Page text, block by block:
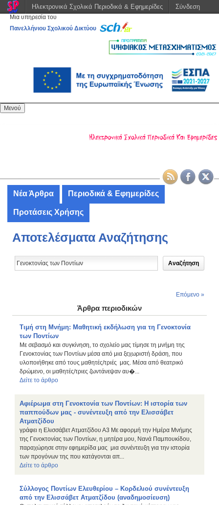
Μια υπηρεσία του
Πανελλήνιου Σχολικού Δικτύου
Μενού
Νέα Άρθρα Περιοδικά & Εφημερίδες
Προτάσεις Χρήσης
Αποτελέσματα Αναζήτησης
Επόμενο »
Άρθρα περιοδικών
Τιμή στη Μνήμη: Μαθητική εκδήλωση για τη Γενοκτονία
των Ποντίων
Με σεβασμό και συγκίνηση, το σχολείο μας τίμησε τη μνήμη της
Γενοκτονίας των Ποντίων μέσα από μια ξεχωριστή δράση, που
υλοποιήθηκε από τους μαθητές/τριές μας. Μέσα από θεατρικό
δρώμενο, οι μαθητές/τριες ζωντάνεψαν αυ�...
Δείτε το άρθρο
Αφιέρωμα στη Γενοκτονία των Ποντίων: Η ιστορία των
παππούδων μας - συνέντευξη από την Ελισσάβετ
Ατματζίδου
γράφει η Ελισσάβετ Ατματζίδου Α3 Με αφορμή την Ημέρα Μνήμης
της Γενοκτονίας των Ποντίων, η μητέρα μου, Νανά Παμπουκίδου,
παραχώρησε στην εφημερίδα μας μια συνέντευξη για την ιστορία
των προγόνων της που κατάγονται απ...
Δείτε το άρθρο
Σύλλογος Ποντίων Ελευθερίου – Κορδελιού συνέντευξη
από την Ελισσάβετ Ατματζίδου (αναδημοσίευση)
Ηλεκτρονικά Σχολικά Περιοδικά & Εφημερίδες Σύνδεση